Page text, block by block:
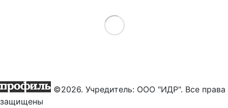
Load More
©2026. Учредитель: ООО "ИДР". Все права
защищены